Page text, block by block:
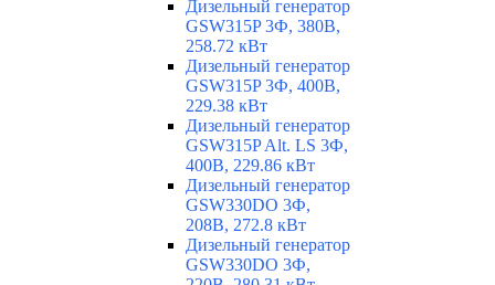
Дизельный генератор
GSW315P 3Ф, 380В,
258.72 кВт
Дизельный генератор
GSW315P 3Ф, 400В,
229.38 кВт
Дизельный генератор
GSW315P Alt. LS 3Ф,
400В, 229.86 кВт
Дизельный генератор
GSW330DO 3Ф,
208В, 272.8 кВт
Дизельный генератор
GSW330DO 3Ф,